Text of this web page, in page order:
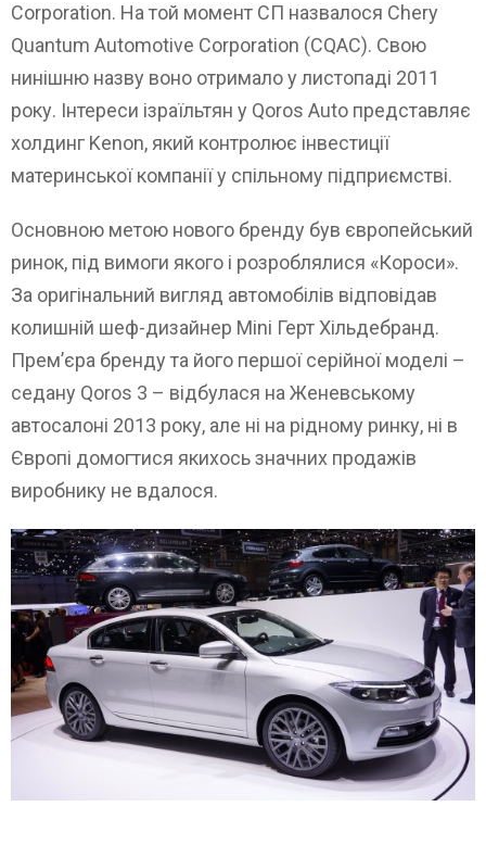
Corporation. На той момент СП назвалося Chery
Quantum Automotive Corporation (CQAC). Свою
нинішню назву воно отримало у листопаді 2011
року. Інтереси ізраїльтян у Qoros Auto представляє
холдинг Kenon, який контролює інвестиції
материнської компанії у спільному підприємстві.
Основною метою нового бренду був європейський
ринок, під вимоги якого і розроблялися «Короси».
За оригінальний вигляд автомобілів відповідав
колишній шеф-дизайнер Mini Герт Хільдебранд.
Прем’єра бренду та його першої серійної моделі –
седану Qoros 3 – відбулася на Женевському
автосалоні 2013 року, але ні на рідному ринку, ні в
Європі домогтися якихось значних продажів
виробнику не вдалося.